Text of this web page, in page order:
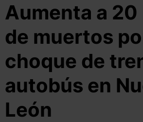
Aumenta a 20
de muertos
choque de
autobús en
León